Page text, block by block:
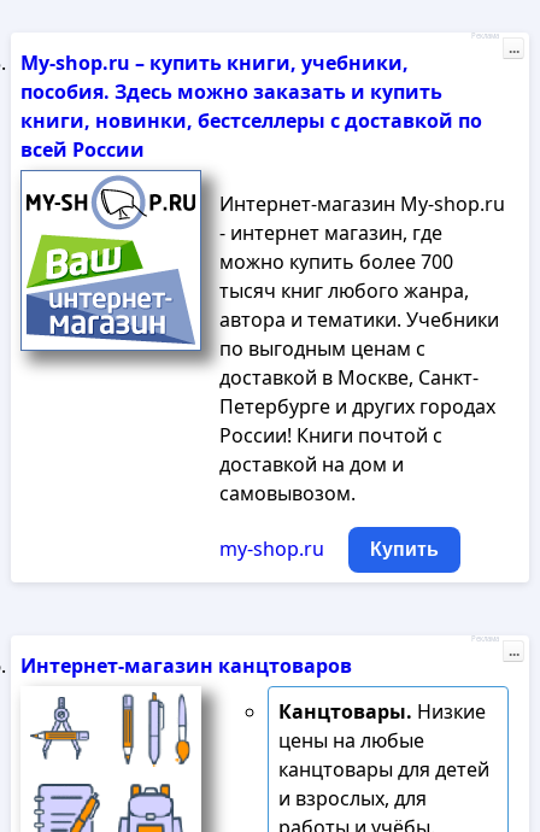
My-shop.ru – купить книги, учебники,
пособия. Здесь можно заказать и купить
книги, новинки, бестселлеры с доставкой по
всей России
Интернет-магазин My-shop.ru
- интернет магазин, где
можно купить более 700
тысяч книг любого жанра,
автора и тематики. Учебники
по выгодным ценам с
доставкой в Москве, Санкт-
Петербурге и других городах
России! Книги почтой с
доставкой на дом и
самовывозом.
my-shop.ru Купить
Реклама
...
Интернет-магазин канцтоваров
Канцтовары. Низкие
цены на любые
канцтовары для детей
и взрослых, для
Реклама
...